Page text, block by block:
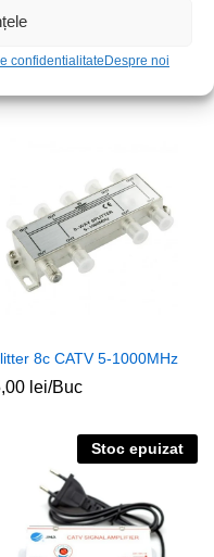
confidentialitateDespre noi
HDMI 4c 2.0a cu
lei/Buc
8c CATV 5-1000MHz
lei/Buc
Stoc epuizat